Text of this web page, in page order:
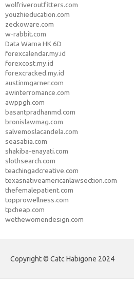
wolfriveroutfitters.com
youzhieducation.com
zeckoware.com
w-rabbit.com
Data Warna HK 6D
forexcalendar.my.id
forexcost.my.id
forexcracked.my.id
austinmgarner.com
awinterromance.com
awppgh.com
basantpradhanmd.com
bronislawmag.com
salvemoslacandela.com
seasabia.com
shakiba-enayati.com
slothsearch.com
teachingadcreative.com
texasnativeamericanlawsection.com
thefemalepatient.com
topprowellness.com
tpcheap.com
wethewomendesign.com
Copyright © Catc Habigone 2024